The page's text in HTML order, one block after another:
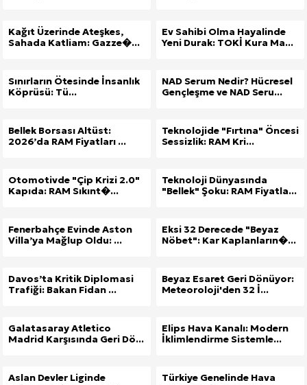
Kağıt Üzerinde Ateşkes,
Sahada Katliam: Gazze�...
Ev Sahibi Olma Hayalinde
Yeni Durak: TOKİ Kura Ma...
Sınırların Ötesinde İnsanlık
Köprüsü: Tü...
NAD Serum Nedir? Hücresel
Gençleşme ve NAD Seru...
Bellek Borsası Altüst:
2026’da RAM Fiyatları ...
Teknolojide "Fırtına" Öncesi
Sessizlik: RAM Kri...
Otomotivde "Çip Krizi 2.0"
Kapıda: RAM Sıkınt�...
Teknoloji Dünyasında
"Bellek" Şoku: RAM Fiyatla...
Fenerbahçe Evinde Aston
Villa’ya Mağlup Oldu: ...
Eksi 32 Derecede "Beyaz
Nöbet": Kar Kaplanların�...
Davos’ta Kritik Diplomasi
Trafiği: Bakan Fidan ...
Beyaz Esaret Geri Dönüyor:
Meteoroloji'den 32 İ...
Galatasaray Atletico
Madrid Karşısında Geri Dö...
Elips Hava Kanalı: Modern
İklimlendirme Sistemle...
Aslan Devler Liginde
Türkiye Genelinde Hava